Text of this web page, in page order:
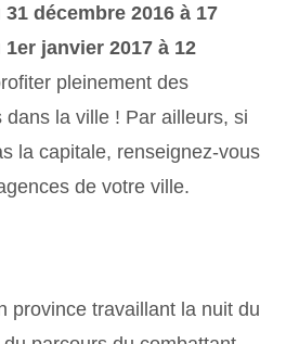
décembre 2016 à 17
janvier 2017 à 12
pleinement des
dans la ville ! Par ailleurs, si
la capitale, renseignez-vous
de votre ville.
province travaillant la nuit du